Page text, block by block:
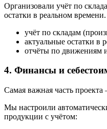
Организовали учёт по
остатки в реальном времени.
учёт по складам
актуальные остатки в
отчёты по движениям
4. Финансы и
Самая важная часть проекта
Мы настроили
продукции с учётом: